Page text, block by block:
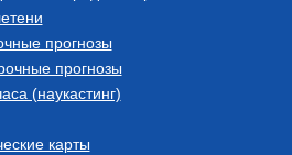
прогнозы
прогнозы
(наукастинг)
карты